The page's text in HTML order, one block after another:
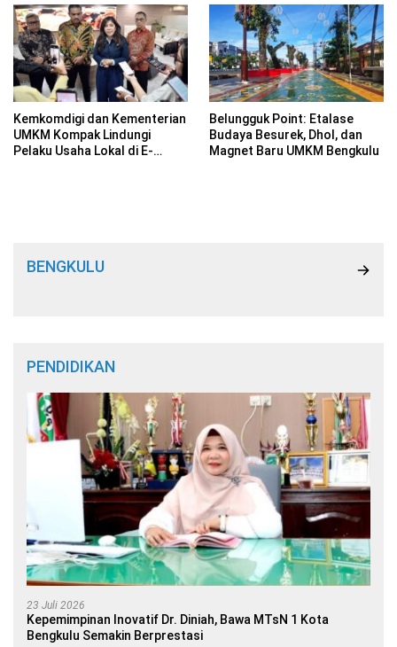
Kemkomdigi dan Kementerian
UMKM Kompak Lindungi
Pelaku Usaha Lokal di E-
Belungguk Point: Etalase
Budaya Besurek, Dhol, dan
Magnet Baru UMKM Bengkulu
BENGKULU
PENDIDIKAN
23 Juli 2026
Kepemimpinan Inovatif Dr. Diniah, Bawa MTsN 1 Kota
Bengkulu Semakin Berprestasi